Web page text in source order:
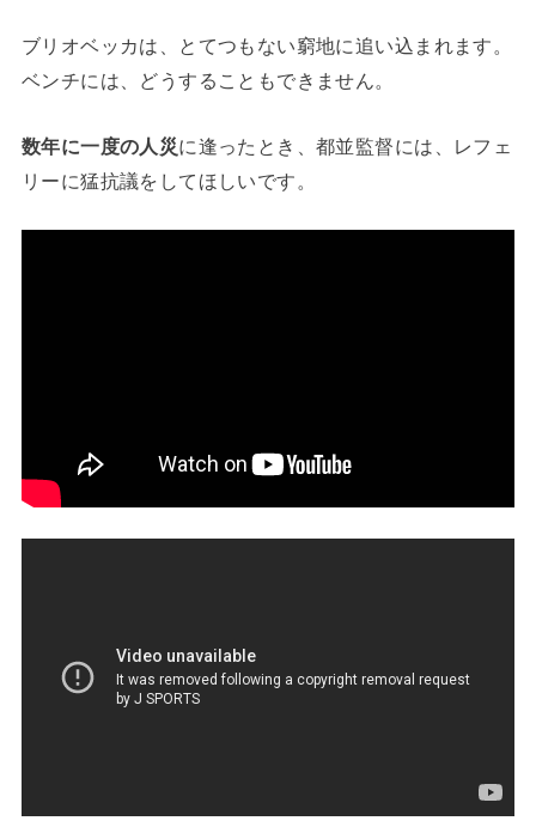
ブリオベッカは、とてつもない窮地に追い込まれます。
ベンチには、どうすることもできません。
数年に一度の人災に逢ったとき、都並監督には、レフェ
リーに猛抗議をしてほしいです。